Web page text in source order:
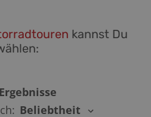
kannst Du
Ergebnisse
Beliebtheit